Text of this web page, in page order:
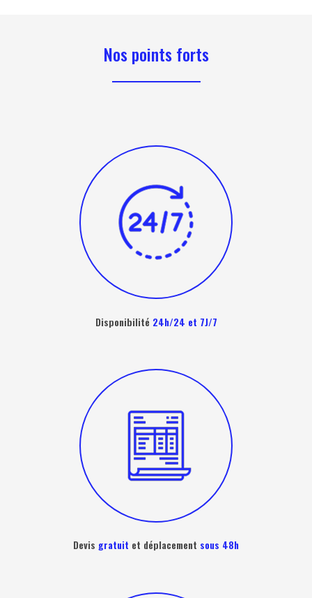
Nos points forts
Disponibilité 24h/24 et 7J/7
Devis gratuit et déplacement sous 48h